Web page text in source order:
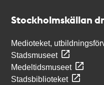
Stockholmskällan
Medioteket,
Stadsmuseet
Medeltidsmuseet
Stadsbiblioteket